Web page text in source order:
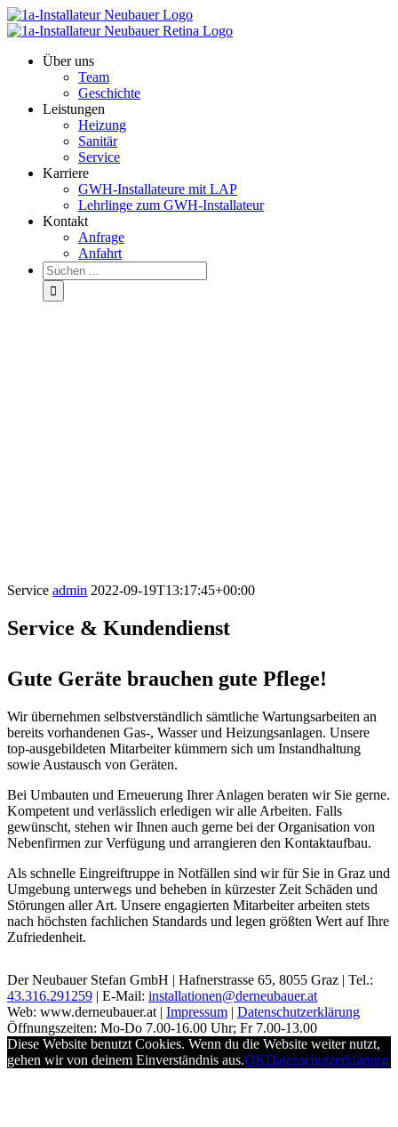
Über uns
Team
Geschichte
Leistungen
Heizung
Sanitär
Service
Karriere
GWH-Installateure mit LAP
Lehrlinge zum GWH-Installateur
Kontakt
Anfrage
Anfahrt
Service admin 2022-09-19T13:17:45+00:00
Service & Kundendienst
Gute Geräte brauchen gute Pflege!
Wir übernehmen selbstverständlich sämtliche Wartungsarbeiten an
bereits vorhandenen Gas-, Wasser und Heizungsanlagen. Unsere
top-ausgebildeten Mitarbeiter kümmern sich um Instandhaltung
sowie Austausch von Geräten.
Bei Umbauten und Erneuerung Ihrer Anlagen beraten wir Sie gerne.
Kompetent und verlässlich erledigen wir alle Arbeiten. Falls
gewünscht, stehen wir Ihnen auch gerne bei der Organisation von
Nebenfirmen zur Verfügung und arrangieren den Kontaktaufbau.
Als schnelle Eingreiftruppe in Notfällen sind wir für Sie in Graz und
Umgebung unterwegs und beheben in kürzester Zeit Schäden und
Störungen aller Art. Unsere engagierten Mitarbeiter arbeiten stets
nach höchsten fachlichen Standards und legen größten Wert auf Ihre
Zufriedenheit.
Der Neubauer Stefan GmbH | Hafnerstrasse 65, 8055 Graz | Tel.:
43.316.291259 | E-Mail: installationen@derneubauer.at
Web: www.derneubauer.at | Impressum | Datenschutzerklärung
Öffnungszeiten: Mo-Do 7.00-16.00 Uhr; Fr 7.00-13.00
Diese Website benutzt Cookies. Wenn du die Website weiter nutzt,
gehen wir von deinem Einverständnis aus.OKDatenschutzerklärung